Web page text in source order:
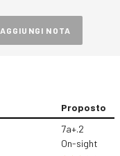
AGGIUNGI NOTA
Proposto
7a+.2
On-sight